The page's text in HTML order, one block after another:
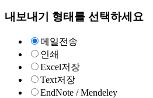
내보내기 형태를 선택하세요
메일전송
인쇄
Excel저장
Text저장
EndNote / Mendeley